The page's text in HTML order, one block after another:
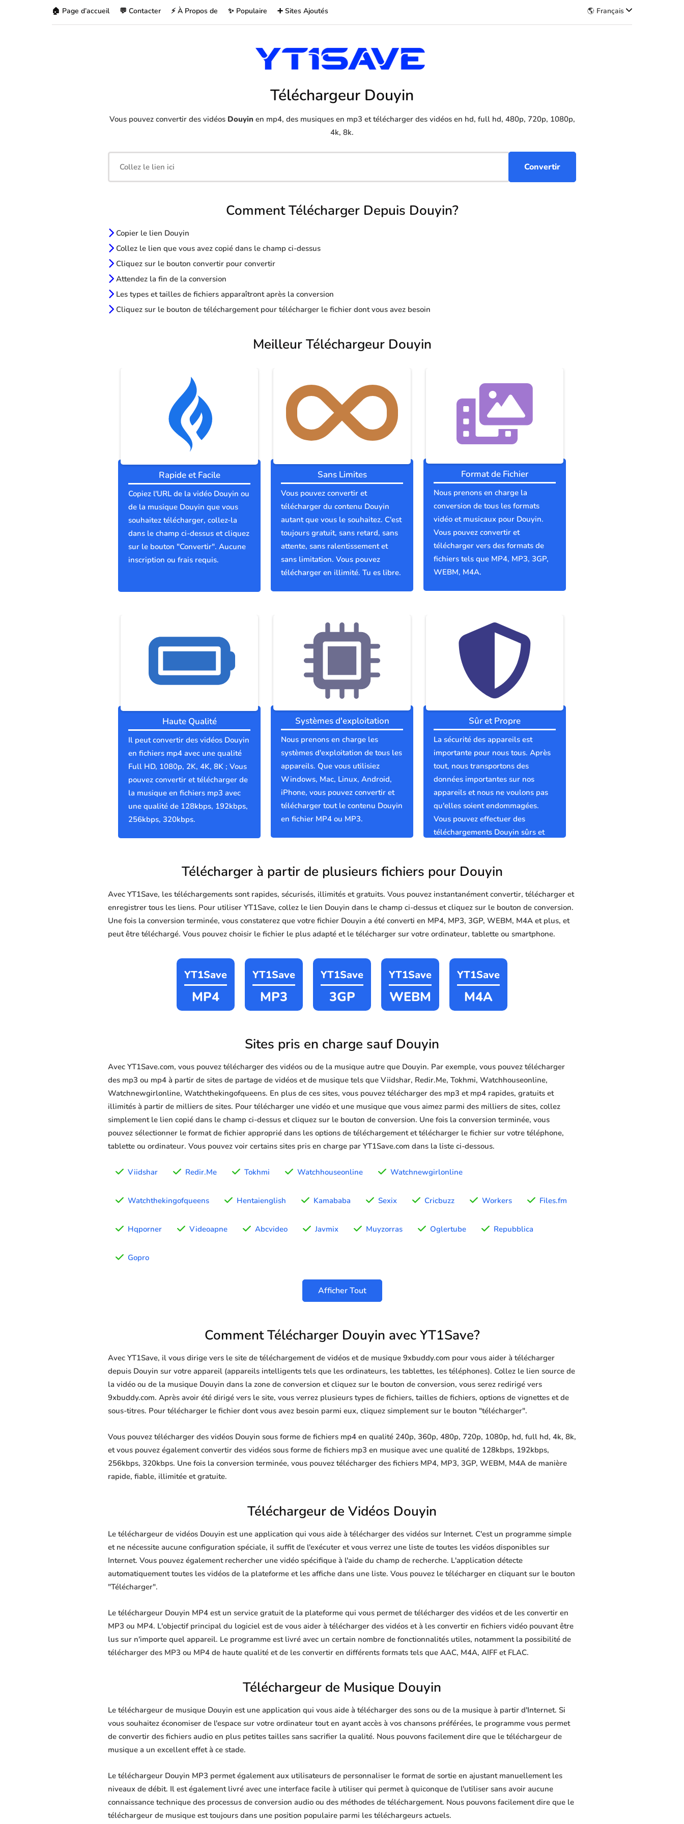
🏠 Page d’accueil 💬 Contacter ⚡ À Propos de ✨ Populaire ➕ Sites Ajoutés 🌎 Français
Téléchargeur Douyin
Vous pouvez convertir des vidéos Douyin en mp4, des musiques en mp3 et télécharger des vidéos en hd, full hd, 480p, 720p, 1080p,
4k, 8k.
Comment Télécharger Depuis Douyin?
Copier le lien Douyin
Collez le lien que vous avez copié dans le champ ci-dessus
Cliquez sur le bouton convertir pour convertir
Attendez la fin de la conversion
Les types et tailles de fichiers apparaîtront après la conversion
Cliquez sur le bouton de téléchargement pour télécharger le fichier dont vous avez besoin
Meilleur Téléchargeur Douyin
Rapide et Facile
Copiez l'URL de la vidéo Douyin ou
de la musique Douyin que vous
souhaitez télécharger, collez-la
dans le champ ci-dessus et cliquez
sur le bouton "Convertir". Aucune
inscription ou frais requis.
Sans Limites
Vous pouvez convertir et
télécharger du contenu Douyin
autant que vous le souhaitez. C'est
toujours gratuit, sans retard, sans
attente, sans ralentissement et
sans limitation. Vous pouvez
télécharger en illimité. Tu es libre.
Format de Fichier
Nous prenons en charge la
conversion de tous les formats
vidéo et musicaux pour Douyin.
Vous pouvez convertir et
télécharger vers des formats de
fichiers tels que MP4, MP3, 3GP,
WEBM, M4A.
Haute Qualité
Il peut convertir des vidéos Douyin
en fichiers mp4 avec une qualité
Full HD, 1080p, 2K, 4K, 8K ; Vous
pouvez convertir et télécharger de
la musique en fichiers mp3 avec
une qualité de 128kbps, 192kbps,
256kbps, 320kbps.
Systèmes d'exploitation
Nous prenons en charge les
systèmes d'exploitation de tous les
appareils. Que vous utilisiez
Windows, Mac, Linux, Android,
iPhone, vous pouvez convertir et
télécharger tout le contenu Douyin
en fichier MP4 ou MP3.
Sûr et Propre
La sécurité des appareils est
importante pour nous tous. Après
tout, nous transportons des
données importantes sur nos
appareils et nous ne voulons pas
qu'elles soient endommagées.
Vous pouvez effectuer des
téléchargements Douyin sûrs et
Télécharger à partir de plusieurs fichiers pour Douyin
Avec YT1Save, les téléchargements sont rapides, sécurisés, illimités et gratuits. Vous pouvez instantanément convertir, télécharger et
enregistrer tous les liens. Pour utiliser YT1Save, collez le lien Douyin dans le champ ci-dessus et cliquez sur le bouton de conversion.
Une fois la conversion terminée, vous constaterez que votre fichier Douyin a été converti en MP4, MP3, 3GP, WEBM, M4A et plus, et
peut être téléchargé. Vous pouvez choisir le fichier le plus adapté et le télécharger sur votre ordinateur, tablette ou smartphone.
YT1Save
MP4
YT1Save
MP3
YT1Save
3GP
YT1Save
WEBM
YT1Save
M4A
Sites pris en charge sauf Douyin
Avec YT1Save.com, vous pouvez télécharger des vidéos ou de la musique autre que Douyin. Par exemple, vous pouvez télécharger
des mp3 ou mp4 à partir de sites de partage de vidéos et de musique tels que Viidshar, Redir.Me, Tokhmi, Watchhouseonline,
Watchnewgirlonline, Watchthekingofqueens. En plus de ces sites, vous pouvez télécharger des mp3 et mp4 rapides, gratuits et
illimités à partir de milliers de sites. Pour télécharger une vidéo et une musique que vous aimez parmi des milliers de sites, collez
simplement le lien copié dans le champ ci-dessus et cliquez sur le bouton de conversion. Une fois la conversion terminée, vous
pouvez sélectionner le format de fichier approprié dans les options de téléchargement et télécharger le fichier sur votre téléphone,
tablette ou ordinateur. Vous pouvez voir certains sites pris en charge par YT1Save.com dans la liste ci-dessous.
Viidshar Redir.Me Tokhmi Watchhouseonline Watchnewgirlonline
Watchthekingofqueens Hentaienglish Kamababa Sexix Cricbuzz Workers Files.fm
Hqporner Videoapne Abcvideo Javmix Muyzorras Oglertube Repubblica
Gopro
Afficher Tout
Comment Télécharger Douyin avec YT1Save?
Avec YT1Save, il vous dirige vers le site de téléchargement de vidéos et de musique 9xbuddy.com pour vous aider à télécharger
depuis Douyin sur votre appareil (appareils intelligents tels que les ordinateurs, les tablettes, les téléphones). Collez le lien source de
la vidéo ou de la musique Douyin dans la zone de conversion et cliquez sur le bouton de conversion, vous serez redirigé vers
9xbuddy.com. Après avoir été dirigé vers le site, vous verrez plusieurs types de fichiers, tailles de fichiers, options de vignettes et de
sous-titres. Pour télécharger le fichier dont vous avez besoin parmi eux, cliquez simplement sur le bouton "télécharger".
Vous pouvez télécharger des vidéos Douyin sous forme de fichiers mp4 en qualité 240p, 360p, 480p, 720p, 1080p, hd, full hd, 4k, 8k,
et vous pouvez également convertir des vidéos sous forme de fichiers mp3 en musique avec une qualité de 128kbps, 192kbps,
256kbps, 320kbps. Une fois la conversion terminée, vous pouvez télécharger des fichiers MP4, MP3, 3GP, WEBM, M4A de manière
rapide, fiable, illimitée et gratuite.
Téléchargeur de Vidéos Douyin
Le téléchargeur de vidéos Douyin est une application qui vous aide à télécharger des vidéos sur Internet. C'est un programme simple
et ne nécessite aucune configuration spéciale, il suffit de l'exécuter et vous verrez une liste de toutes les vidéos disponibles sur
Internet. Vous pouvez également rechercher une vidéo spécifique à l'aide du champ de recherche. L'application détecte
automatiquement toutes les vidéos de la plateforme et les affiche dans une liste. Vous pouvez le télécharger en cliquant sur le bouton
"Télécharger".
Le téléchargeur Douyin MP4 est un service gratuit de la plateforme qui vous permet de télécharger des vidéos et de les convertir en
MP3 ou MP4. L'objectif principal du logiciel est de vous aider à télécharger des vidéos et à les convertir en fichiers vidéo pouvant être
lus sur n'importe quel appareil. Le programme est livré avec un certain nombre de fonctionnalités utiles, notamment la possibilité de
télécharger des MP3 ou MP4 de haute qualité et de les convertir en différents formats tels que AAC, M4A, AIFF et FLAC.
Téléchargeur de Musique Douyin
Le téléchargeur de musique Douyin est une application qui vous aide à télécharger des sons ou de la musique à partir d'Internet. Si
vous souhaitez économiser de l'espace sur votre ordinateur tout en ayant accès à vos chansons préférées, le programme vous permet
de convertir des fichiers audio en plus petites tailles sans sacrifier la qualité. Nous pouvons facilement dire que le téléchargeur de
musique a un excellent effet à ce stade.
Le téléchargeur Douyin MP3 permet également aux utilisateurs de personnaliser le format de sortie en ajustant manuellement les
niveaux de débit. Il est également livré avec une interface facile à utiliser qui permet à quiconque de l'utiliser sans avoir aucune
connaissance technique des processus de conversion audio ou des méthodes de téléchargement. Nous pouvons facilement dire que le
téléchargeur de musique est toujours dans une position populaire parmi les téléchargeurs actuels.